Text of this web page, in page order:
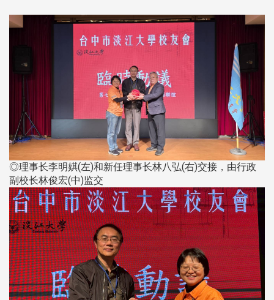
◎理事长李明娸(左)和新任理事长林八弘(右)交接，由行政
副校长林俊宏(中)监交